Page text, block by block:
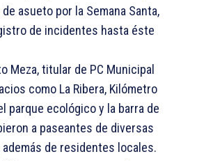
asueto por la Semana Santa,
de incidentes hasta éste
Meza, titular de PC Municipal
como La Ribera, Kilómetro
parque ecológico y la barra de
a paseantes de diversas
de residentes locales.